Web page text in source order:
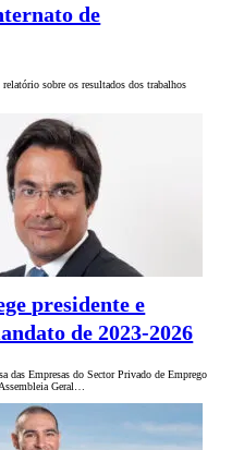
de
sobre os resultados dos trabalhos
presidente e
de 2023-2026
das Empresas do Sector Privado de Emprego
Geral…